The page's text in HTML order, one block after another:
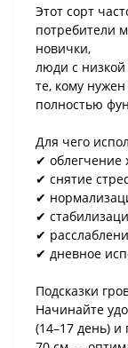
Этот сорт
потребители
новички,
люди с
те, кому
полностью
Для чего
✔ облегчение
✔ снятие
✔
✔
✔
✔ дневное
Подсказки
Начинайте
(14–17 день) и